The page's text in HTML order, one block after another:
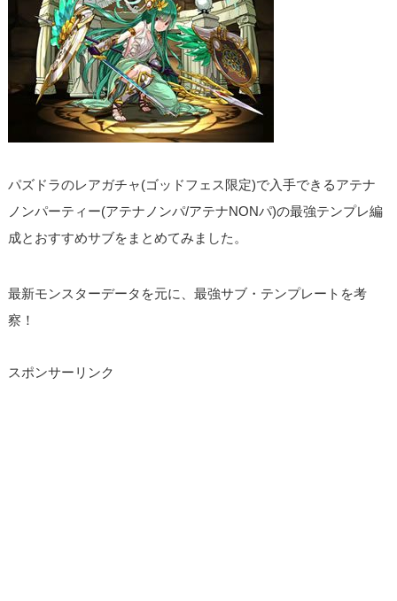
パズドラのレアガチャ(ゴッドフェス限定)で入手できるアテナ
ノンパーティー(アテナノンパ/アテナNONパ)の最強テンプレ編
成とおすすめサブをまとめてみました。
最新モンスターデータを元に、最強サブ・テンプレートを考
察！
スポンサーリンク